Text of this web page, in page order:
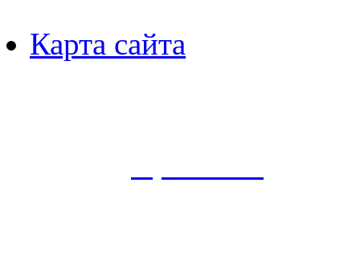
Карта сайта